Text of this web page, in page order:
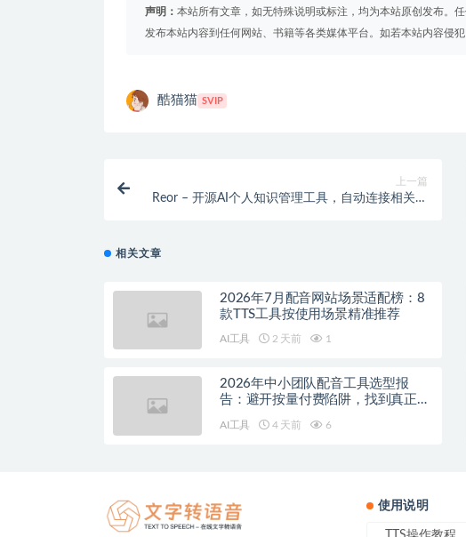
声明： 本站所有文章，如无特殊说明或标注，均为本站原创发布。
发布本站内容到任何网站、书籍等各类媒体平台。如若本站内容侵
酷猫猫 SVIP
上一篇
Reor – 开源AI个人知识管理工具，自动连接相关笔
相关文章
2026年7月配音网站场景适配榜：8
款TTS工具按使用场景精准推荐
AI工具 2 天前 1
2026年中小团队配音工具选型报
告：避开按量付费陷阱，找到真正的
AI工具 4 天前 6
使用说明